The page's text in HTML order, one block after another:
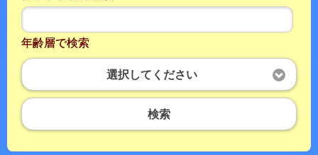
年齢層で検索
選択してください
検索